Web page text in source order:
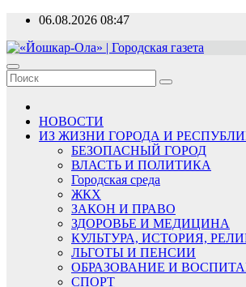
Перейти
содержимому
06.08.2026 08:47
«Йошкар-Ола» | Городская газета
Новости, события, люди
НОВОСТИ
ИЗ ЖИЗНИ ГОРОДА И
БЕЗОПАСНЫЙ ГОРОД
ВЛАСТЬ И ПОЛИТИКА
Городская среда
ЖКХ
ЗАКОН И ПРАВО
ЗДОРОВЬЕ И МЕДИЦИНА
КУЛЬТУРА, ИСТОРИЯ,
ЛЬГОТЫ И ПЕНСИИ
ОБРАЗОВАНИЕ И
СПОРТ